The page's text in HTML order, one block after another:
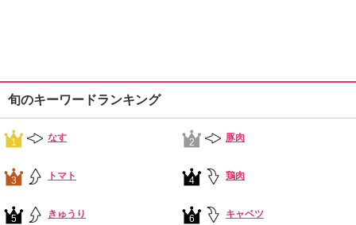
旬のキーワードランキング
1 なす 2 豚肉
3 トマト 4 鶏肉
5 きゅうり 6 キャベツ